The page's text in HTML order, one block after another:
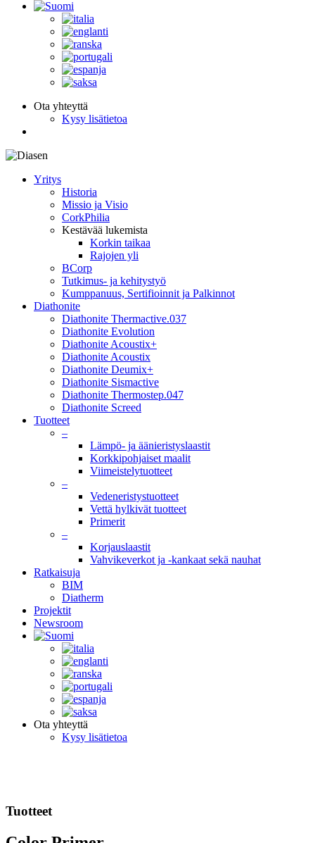
Ota yhteyttä
Kysy lisätietoa
Yritys
Historia
Missio ja Visio
CorkPhilia
Kestävää lukemista
Korkin taikaa
Rajojen yli
BCorp
Tutkimus- ja kehitystyö
Kumppanuus, Sertifioinnit ja Palkinnot
Diathonite
Diathonite Thermactive.037
Diathonite Evolution
Diathonite Acoustix+
Diathonite Acoustix
Diathonite Deumix+
Diathonite Sismactive
Diathonite Thermostep.047
Diathonite Screed
Tuotteet
–
Lämpö- ja äänieristyslaastit
Korkkipohjaiset maalit
Viimeistelytuotteet
–
Vedeneristystuotteet
Vettä hylkivät tuotteet
Primerit
–
Korjauslaastit
Vahvikeverkot ja -kankaat sekä nauhat
Ratkaisuja
BIM
Diatherm
Projektit
Newsroom
Ota yhteyttä
Kysy lisätietoa
Tuotteet